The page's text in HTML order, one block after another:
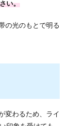
い。
の光のもとで明る
変わるため、ライ